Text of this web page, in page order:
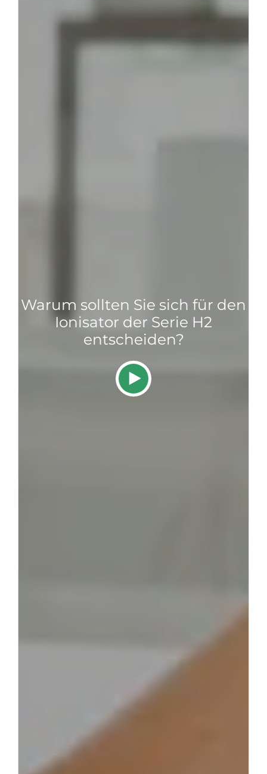
Warum sollten Sie sich für den
Ionisator der Serie H2
entscheiden?